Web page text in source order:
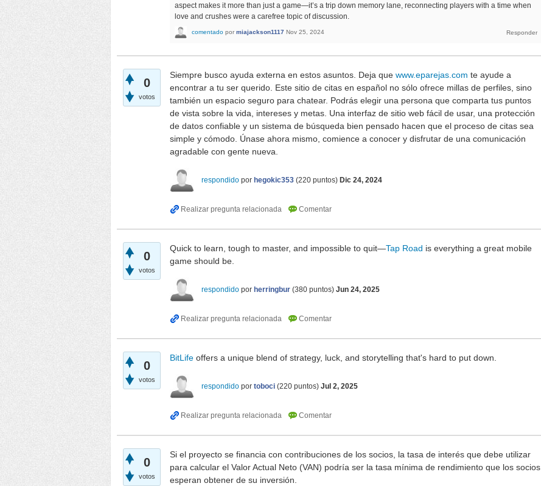
aspect makes it more than just a game—it’s a trip down memory lane, reconnecting players with a time when
love and crushes were a carefree topic of discussion.
comentado por miajackson1117 Nov 25, 2024
0
votos
Siempre busco ayuda externa en estos asuntos. Deja que www.eparejas.com te ayude a
encontrar a tu ser querido. Este sitio de citas en español no sólo ofrece millas de perfiles, sino
también un espacio seguro para chatear. Podrás elegir una persona que comparta tus puntos
de vista sobre la vida, intereses y metas. Una interfaz de sitio web fácil de usar, una protección
de datos confiable y un sistema de búsqueda bien pensado hacen que el proceso de citas sea
simple y cómodo. Únase ahora mismo, comience a conocer y disfrutar de una comunicación
agradable con gente nueva.
respondido por hegokic353 (220 puntos) Dic 24, 2024
0
votos
Quick to learn, tough to master, and impossible to quit—Tap Road is everything a great mobile
game should be.
respondido por herringbur (380 puntos) Jun 24, 2025
0
votos
BitLife offers a unique blend of strategy, luck, and storytelling that's hard to put down.
respondido por toboci (220 puntos) Jul 2, 2025
0
votos
Si el proyecto se financia con contribuciones de los socios, la tasa de interés que debe utilizar
para calcular el Valor Actual Neto (VAN) podría ser la tasa mínima de rendimiento que los socios
esperan obtener de su inversión.